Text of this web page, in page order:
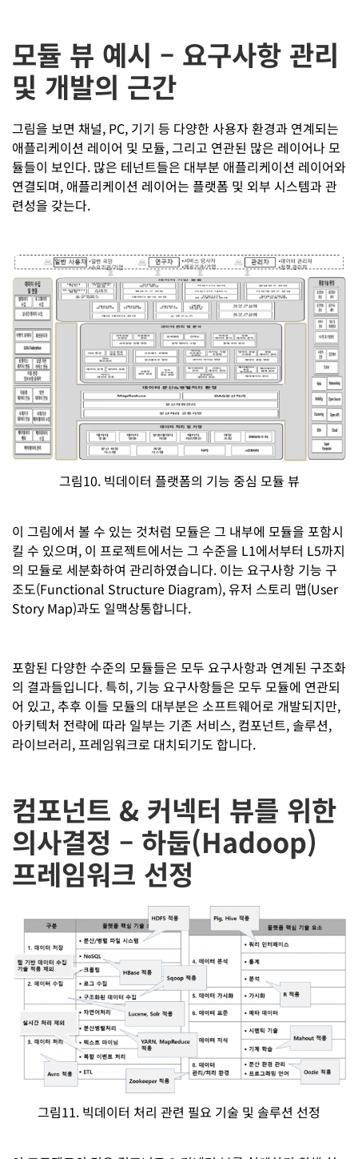
모듈 뷰 예시 – 요구사항 관리
및 개발의 근간
그림을 보면 채널, PC, 기기 등 다양한 사용자 환경과 연계되는
애플리케이션 레이어 및 모듈, 그리고 연관된 많은 레이어나 모
듈들이 보인다. 많은 테넌트들은 대부분 애플리케이션 레이어와
연결되며, 애플리케이션 레이어는 플랫폼 및 외부 시스템과 관
련성을 갖는다.
그림10. 빅데이터 플랫폼의 기능 중심 모듈 뷰
이 그림에서 볼 수 있는 것처럼 모듈은 그 내부에 모듈을 포함시
킬 수 있으며, 이 프로젝트에서는 그 수준을 L1에서부터 L5까지
의 모듈로 세분화하여 관리하였습니다. 이는 요구사항 기능 구
조도(Functional Structure Diagram), 유저 스토리 맵(User
Story Map)과도 일맥상통합니다.
포함된 다양한 수준의 모듈들은 모두 요구사항과 연계된 구조화
의 결과들입니다. 특히, 기능 요구사항들은 모두 모듈에 연관되
어 있고, 추후 이들 모듈의 대부분은 소프트웨어로 개발되지만,
아키텍처 전략에 따라 일부는 기존 서비스, 컴포넌트, 솔루션,
라이브러리, 프레임워크로 대치되기도 합니다.
컴포넌트 & 커넥터 뷰를 위한
의사결정 – 하둡(Hadoop)
프레임워크 선정
그림11. 빅데이터 처리 관련 필요 기술 및 솔루션 선정